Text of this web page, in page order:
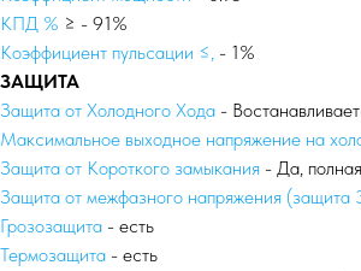
КПД % ≥ - 91%
Коэффициент пульсации ≤, - 1%
ЗАЩИТА
Защита от Холодного Хода -
Максимальное выходное напряжение на
Защита от Короткого замыкания - Да, полная
Защита от межфазного напряжения (защита
Грозозащита - есть
Термозащита - есть